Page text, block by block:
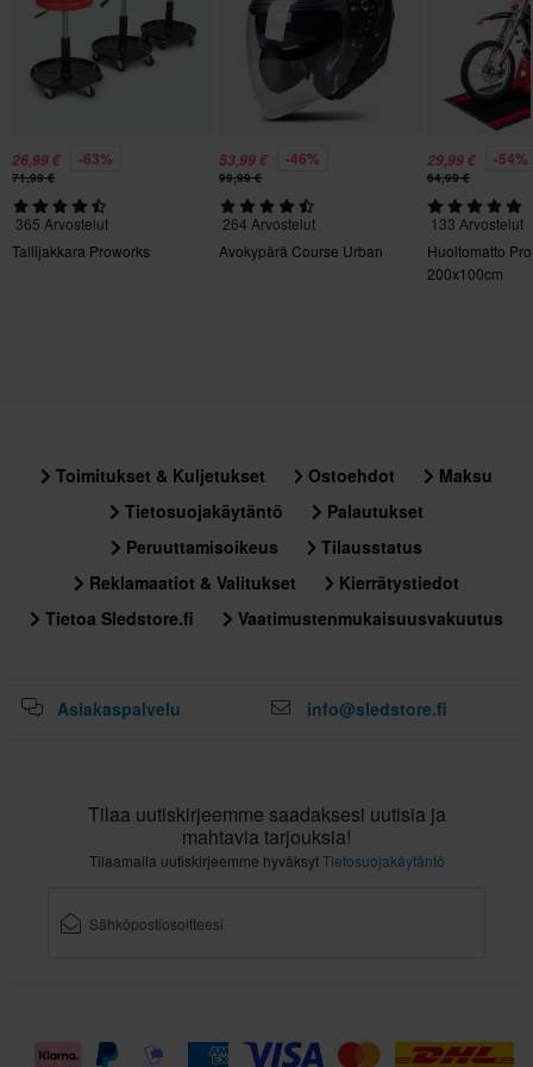
M
115 x 270 x 15 mm
S
120 x 270 x 15 mm
115 x 260 x 15 mm
26,99 € -63%
71,99 €
365 Arvostelut
Tallijakkara Proworks
53,99 € -46%
99,99 €
264 Arvostelut
Avokypärä Course Urban
29,99 € -54%
64,99 €
133 Arvostelut
Huoltomatto
200x100cm
Toimitukset & Kuljetukset Ostoehdot
Maksu
Tietosuojakäytäntö
Palautukset
Peruuttamisoikeus
Tilausstatus
Reklamaatiot & Valitukset
Kierrätystiedot
Tietoa Sledstore.fi
Vaatimustenmukaisuusvakuutus
Asiakaspalvelu info@sledstore.fi
Tilaa uutiskirjeemme saadaksesi uutisia ja
mahtavia tarjouksia!
Tilaamalla uutiskirjeemme hyväksytTietosuojakäytäntö